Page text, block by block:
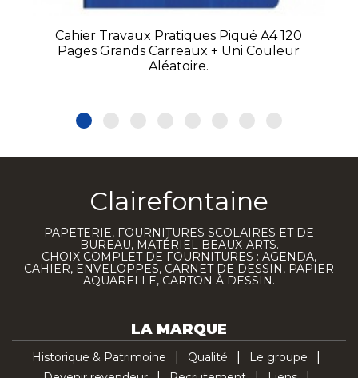
Cahier Travaux Pratiques Piqué A4 120
Pages Grands Carreaux + Uni Couleur
Aléatoire.
Clairefontaine
PAPETERIE, FOURNITURES SCOLAIRES ET DE
BUREAU, MATÉRIEL BEAUX-ARTS.
CHOIX COMPLET DE FOURNITURES : AGENDA,
CAHIER, ENVELOPPES, CARNET DE DESSIN, PAPIER
AQUARELLE, CARTON À DESSIN.
LA MARQUE
Historique & Patrimoine Qualité
Le groupe